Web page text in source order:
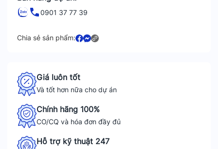
0901 37 77 39
Chia sẻ sản phẩm:
Giá luôn tốt
Và tốt hơn nữa cho dự án
Chính hãng 100%
CO/CQ và hóa đơn đầy đủ
Hỗ trợ kỹ thuật 247